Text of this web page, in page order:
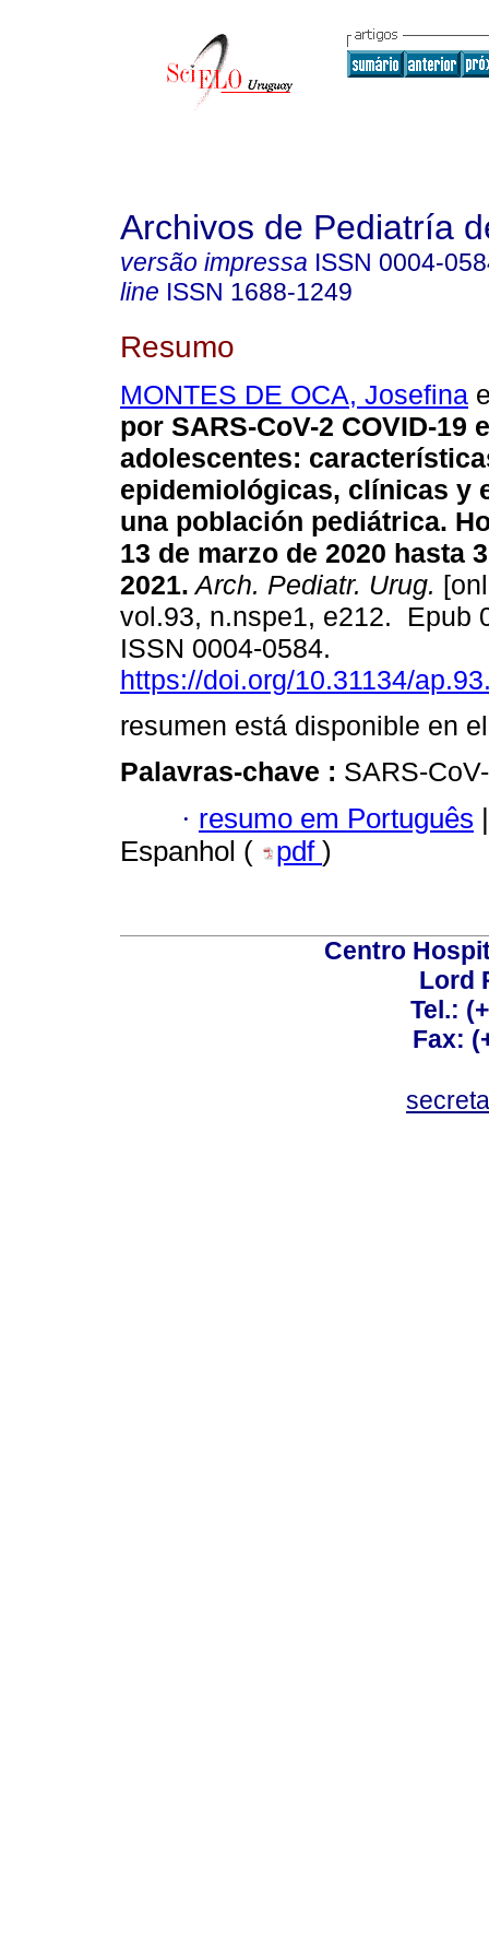
Archivos de Pediatría
versão impressa ISSN 0004-
line ISSN 1688-1249
Resumo
MONTES DE OCA, Josefina
por SARS-CoV-2 COVID-19
adolescentes:
epidemiológicas, clínicas y
una población pediátrica.
13 de marzo de 2020 hasta
2021. Arch. Pediatr. Urug.
vol.93, n.nspe1, e212. Epub
ISSN 0004-0584.
https://doi.org/10.31134/
resumen está disponible en
Palavras-chave : SARS-
· resumo em Português |
Espanhol (
pdf )
Centro
Lord
Tel.:
Fax: